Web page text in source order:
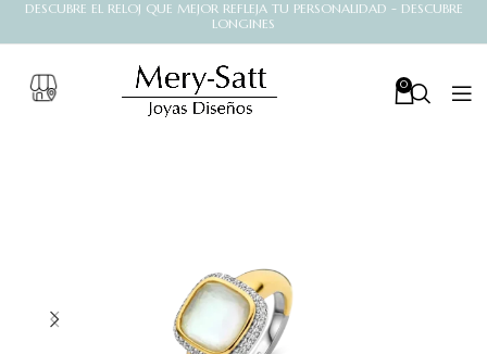
DESCUBRE EL RELOJ QUE MEJOR REFLEJA TU PERSONALIDAD - DESCUBRE
LONGINES
0